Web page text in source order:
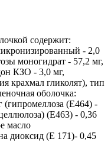
содержит:
- 2,0
моногидрат - 57,2 мг,
КЗО - 3,0 мг,
крахмал гликолят), тип
оболочка:
(Е464) -
(Е463) - 0,36
масло
диоксид (Е 171)- 0,45